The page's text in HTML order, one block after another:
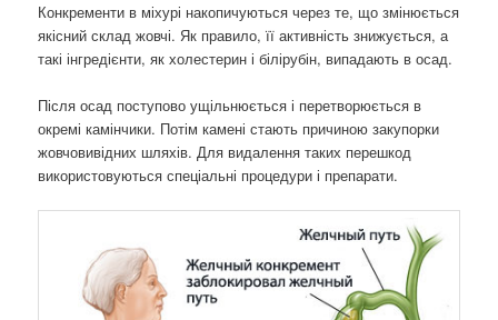
Конкременти в міхурі накопичуються через те, що змінюється
якісний склад жовчі. Як правило, її активність знижується, а
такі інгредієнти, як холестерин і білірубін, випадають в осад.
Після осад поступово ущільнюється і перетворюється в
окремі камінчики. Потім камені стають причиною закупорки
жовчовивідних шляхів. Для видалення таких перешкод
використовуються спеціальні процедури і препарати.